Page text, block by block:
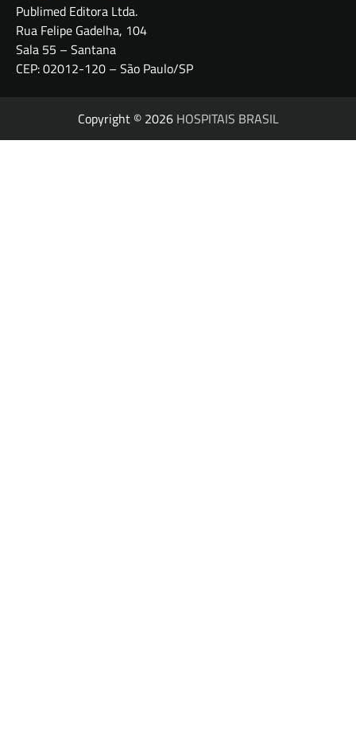
Publimed Editora Ltda.
Rua Felipe Gadelha, 104
Sala 55 – Santana
CEP: 02012-120 – São Paulo/SP
Copyright © 2026 HOSPITAIS BRASIL